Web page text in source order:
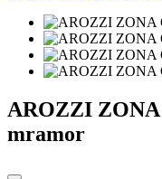
AROZZI
mramor